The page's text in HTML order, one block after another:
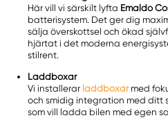
Här vill vi särskilt lyfta Emaldo
batterisystem. Det ger dig
sälja överskottsel och ökad
hjärtat i det moderna
stilrent.
Laddboxar
Vi installerar laddboxarmed
och smidig integration med ditt
som vill ladda bilen med egen